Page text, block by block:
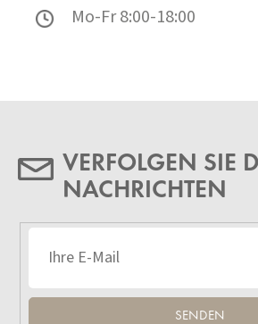
Mo-Fr 8:00-18:00
VERFOLGEN SIE
NACHRICHTEN
SENDEN